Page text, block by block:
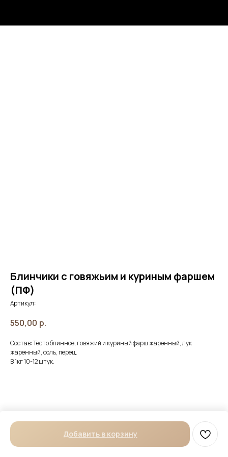
Блинчики с говяжьим и куриным фаршем
(ПФ)
Артикул:
550,00 р.
Добавить в корзину
Состав: Тесто блинное, говяжий и куриный фарш жаренный, лук
жаренный, соль, перец.
В 1кг 10-12 штук.